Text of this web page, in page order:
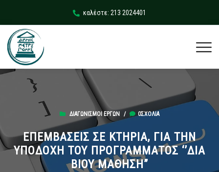
καλέστε: 213 2024401
ΔΙΑΓΩΝΙΣΜΟΊ ΈΡΓΩΝ / 0ΣΧΌΛΙΑ
ΕΠΕΜΒΑΣΕΙΣ ΣΕ ΚΤΗΡΙΑ, ΓΙΑ ΤΗΝ
ΥΠΟΔΟΧΗ ΤΟΥ ΠΡΟΓΡΑΜΜΑΤΟΣ ‘’ΔΙΑ
ΒΙΟΥ ΜΑΘΗΣΗ”